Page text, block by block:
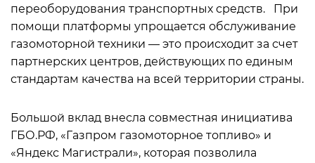
переоборудования транспортных средств. При
помощи платформы упрощается обслуживание
газомоторной техники — это происходит за счет
партнерских центров, действующих по единым
стандартам качества на всей территории страны.
Большой вклад внесла совместная инициатива
ГБО.РФ, «Газпром газомоторное топливо» и
«Яндекс Магистрали», которая позволила